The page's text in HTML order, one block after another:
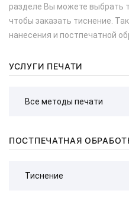
разделе Вы можете выбрать
чтобы заказать тиснение.
нанесения и постпечатной
УСЛУГИ ПЕЧАТИ
ПОСТПЕЧАТНАЯ